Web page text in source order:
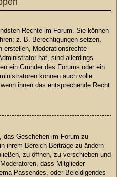
Rechte im Forum. Sie können
z. B. Berechtigungen setzen,
erstellen, Moderationsrechte
hat, sind allerdings
ein Gründer des Forums oder ein
können auch volle
ihnen das entsprechende Recht
das Geschehen im Forum zu
ihrem Bereich Beiträge zu ändern
zu öffnen, zu verschieben und
dass Mitglieder
Passendes, oder Beleidigendes